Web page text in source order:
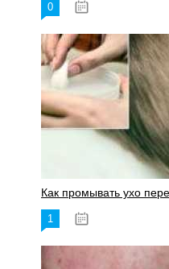
0
Как промывать ухо
1